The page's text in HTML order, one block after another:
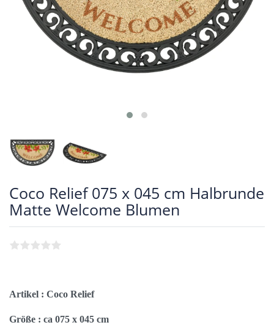
Coco Relief 075 x 045 cm Halbrunde
Matte Welcome Blumen
Artikel : Coco Relief
Größe : ca 075 x 045 cm